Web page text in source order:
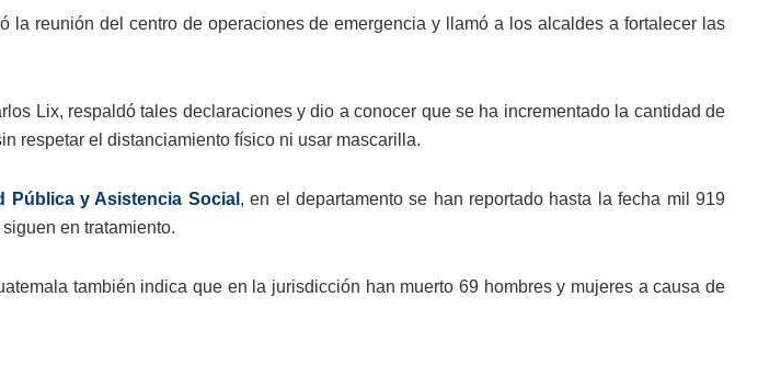
la reunión del centro de operaciones de emergencia y llamó a los alcaldes a fortalecer las
Lix, respaldó tales declaraciones y dio a conocer que se ha incrementado la cantidad de
respetar el distanciamiento físico ni usar mascarilla.
Pública y Asistencia Social , en el departamento se han reportado hasta la fecha mil 919
en tratamiento.
también indica que en la jurisdicción han muerto 69 hombres y mujeres a causa de